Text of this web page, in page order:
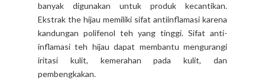
banyak digunakan untuk produk kecantikan.
Ekstrak the hijau memiliki sifat antiinflamasi karena
kandungan polifenol teh yang tinggi. Sifat anti-
inflamasi teh hijau dapat membantu mengurangi
iritasi kulit, kemerahan pada kulit, dan
pembengkakan.